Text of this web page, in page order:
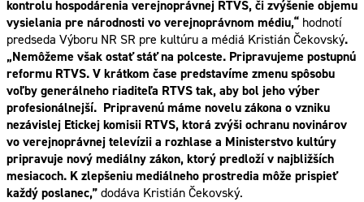
kontrolu hospodárenia verejnoprávnej RTVS, či zvýšenie objemu
vysielania pre národnosti vo verejnoprávnom médiu,“ hodnotí
predseda Výboru NR SR pre kultúru a médiá Kristián Čekovský.
„Nemôžeme však ostať stáť na polceste. Pripravujeme postupnú
reformu RTVS. V krátkom čase predstavíme zmenu spôsobu
voľby generálneho riaditeľa RTVS tak, aby bol jeho výber
profesionálnejší. Pripravenú máme novelu zákona o vzniku
nezávislej Etickej komisii RTVS, ktorá zvýši ochranu novinárov
vo verejnoprávnej televízii a rozhlase a Ministerstvo kultúry
pripravuje nový mediálny zákon, ktorý predloží v najbližších
mesiacoch. K zlepšeniu mediálneho prostredia môže prispieť
každý poslanec,”dodáva Kristián Čekovský.